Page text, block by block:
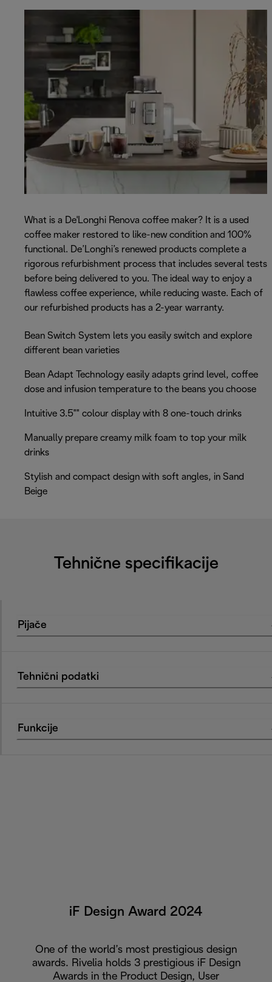
What is a De'Longhi Renova coffee maker? It is a used
coffee maker restored to like-new condition and 100%
functional. De’Longhi’s renewed products complete a
rigorous refurbishment process that includes several tests
before being delivered to you. The ideal way to enjoy a
flawless coffee experience, while reducing waste. Each of
our refurbished products has a 2-year warranty.
Bean Switch System lets you easily switch and explore
different bean varieties
Bean Adapt Technology easily adapts grind level, coffee
dose and infusion temperature to the beans you choose
Intuitive 3.5"" colour display with 8 one-touch drinks
Manually prepare creamy milk foam to top your milk
drinks
Stylish and compact design with soft angles, in Sand
Beige
Tehnične specifikacije
Pijače
Tehnični podatki
Funkcije
iF Design Award 2024
One of the world’s most prestigious design
awards. Rivelia holds 3 prestigious iF Design
Awards in the Product Design, User